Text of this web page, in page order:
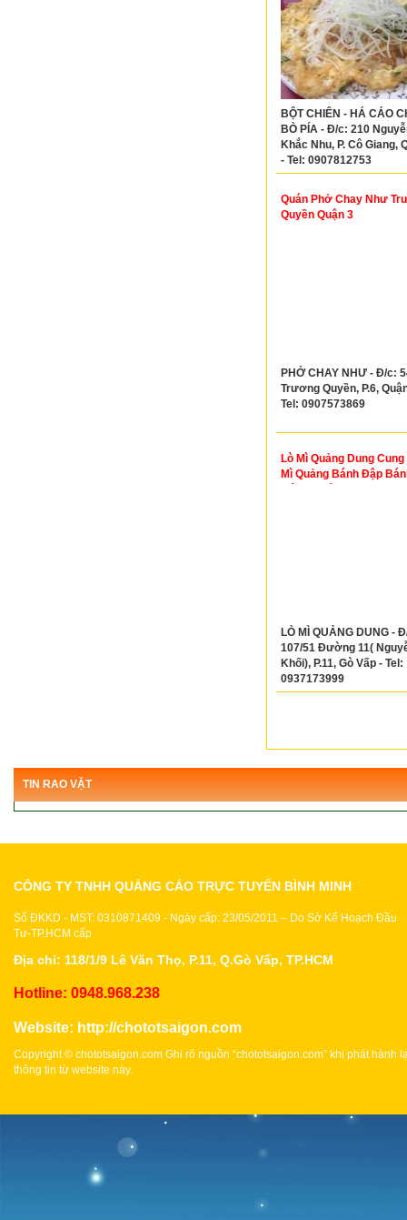
BỘT CHIÊN - HÁ CẢO
BÒ PÍA - Đ/c: 210
Khắc Nhu, P. Cô Giang,
- Tel: 0907812753
Quán Phở Chay Như
Quyền Quận 3
PHỞ CHAY NHƯ - Đ/c:
Trương Quyền, P.6,
Tel: 0907573869
Lò Mì Quảng Dung Cung
Mì Quảng Bánh Đập
LÒ MÌ QUẢNG DUNG -
107/51 Đường 11(
Khối), P.11, Gò Vấp - Tel:
0937173999
TIN RAO VẶT
CÔNG TY TNHH QUẢNG CÁO TRỰC TUYẾN BÌNH MINH
Số ĐKKD - MST: 0310871409 - Ngày cấp: 23/05/2011 – Do Sở Kế Hoạch Đầu
Tư-TP.HCM cấp
Địa chỉ: 118/1/9 Lê Văn Thọ, P.11, Q.Gò Vấp, TP.HCM
Hotline: 0948.968.238
Website: http://chototsaigon.com
Copyright © chototsaigon.com Ghi rõ nguồn “chototsaigon.com” khi phát hành
thông tin từ website này.